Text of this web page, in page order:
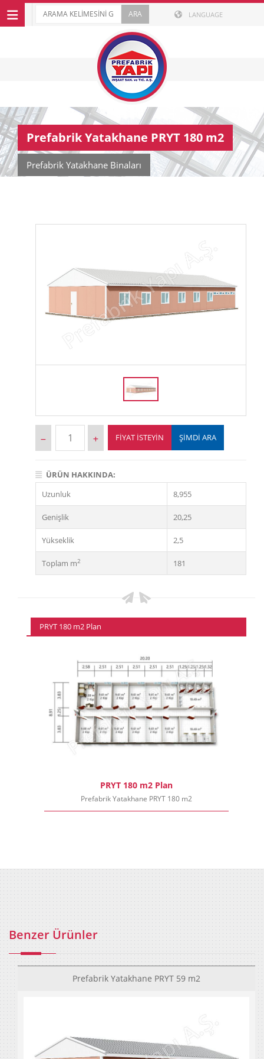
LANGUAGE
Prefabrik Yatakhane PRYT 180 m2
Prefabrik Yatakhane Binaları
FIYAT İSTEYIN ŞİMDİ ARA
ÜRÜN HAKKINDA:
Uzunluk
8,955
Genişlik 20,25
Yükseklik 2,5
Toplam m2 181
PRYT 180 m2 Plan
PRYT 180 m2 Plan
Prefabrik Yatakhane PRYT 180 m2
Benzer Ürünler
Prefabrik Yatakhane PRYT 59 m2